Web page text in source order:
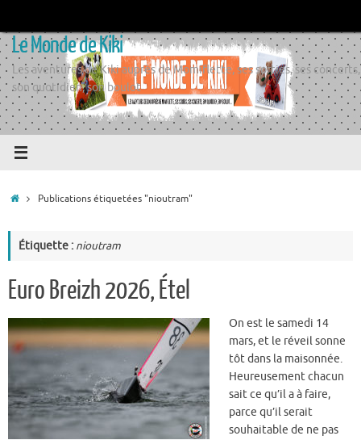
contenu
Le Monde de Kiki
Les aventures de Kiki auprès de Momiflette, ses sorties, ses concerts,
son quotidien, son boulot
AccueilPublications étiquetées "nioutram"
Étiquette : nioutram
Euro Breizh 2026, Étel
On est le samedi 14
mars, et le réveil sonne
tôt dans la maisonnée.
Heureusement chacun
sait ce qu’il a à faire,
parce qu’il serait
souhaitable de ne pas